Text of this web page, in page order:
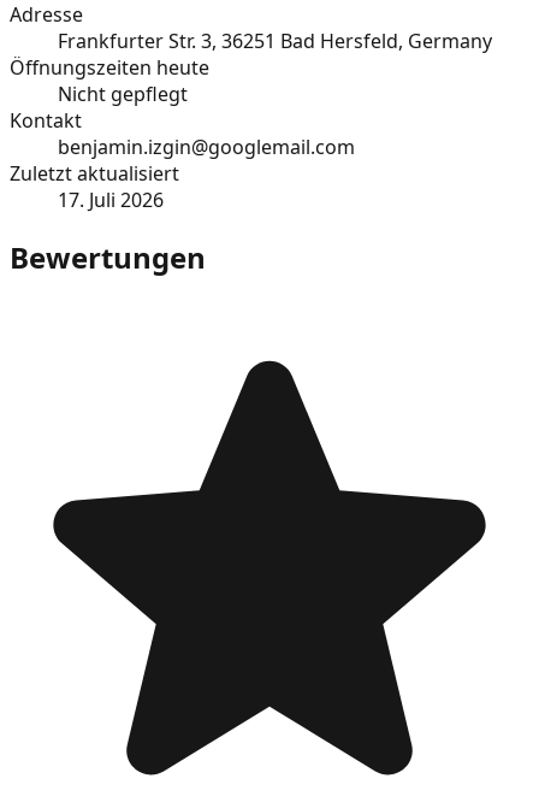
Adresse
Frankfurter Str. 3, 36251 Bad Hersfeld, Germany
Öffnungszeiten heute
Nicht gepflegt
Kontakt
benjamin.izgin@googlemail.com
Zuletzt aktualisiert
17. Juli 2026
Bewertungen